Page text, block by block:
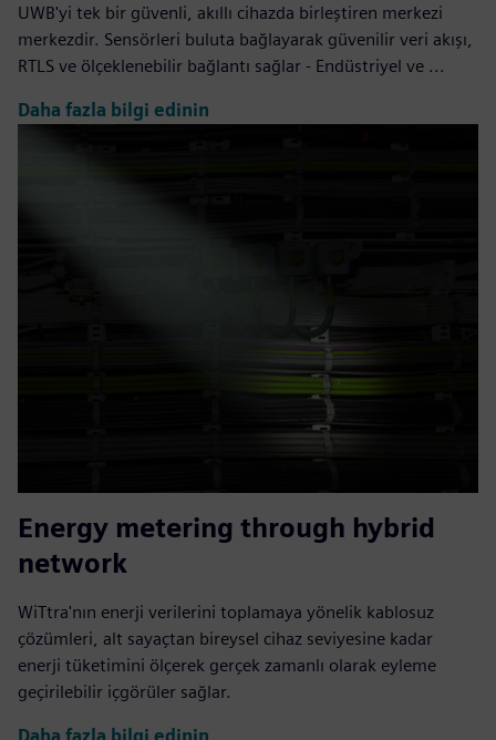
UWB'yi tek bir güvenli, akıllı cihazda birleştiren merkezi
merkezdir. Sensörleri buluta bağlayarak güvenilir veri akışı,
RTLS ve ölçeklenebilir bağlantı sağlar - Endüstriyel ve ...
Daha fazla bilgi edinin
Energy metering through hybrid
network
WiTtra'nın enerji verilerini toplamaya yönelik kablosuz
çözümleri, alt sayaçtan bireysel cihaz seviyesine kadar
enerji tüketimini ölçerek gerçek zamanlı olarak eyleme
geçirilebilir içgörüler sağlar.